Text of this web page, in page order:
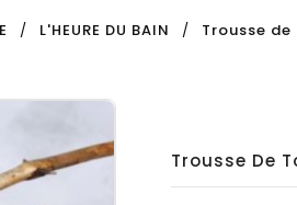
L'HEURE DU BAIN Trousse
Trousse De